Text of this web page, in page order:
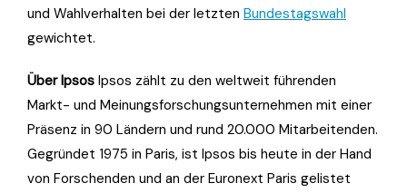
und Wahlverhalten bei der letzten Bundestagswahl
gewichtet.
Über Ipsos Ipsos zählt zu den weltweit führenden
Markt- und Meinungsforschungsunternehmen mit einer
Präsenz in 90 Ländern und rund 20.000 Mitarbeitenden.
Gegründet 1975 in Paris, ist Ipsos bis heute in der Hand
von Forschenden und an der Euronext Paris gelistet